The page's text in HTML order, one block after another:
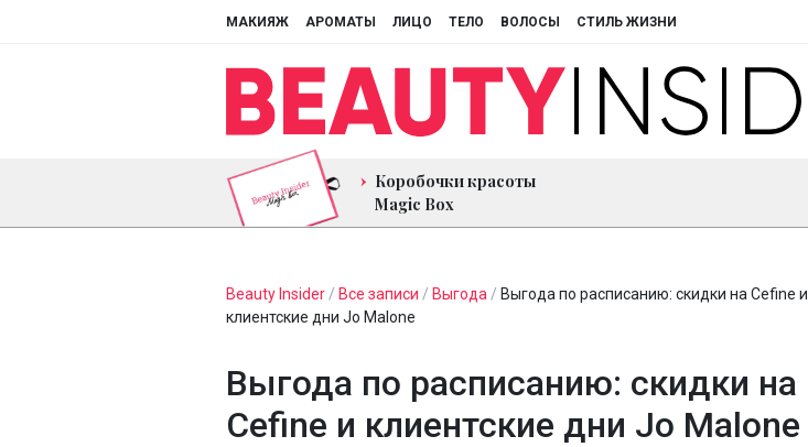
МАКИЯЖ АРОМАТЫ ЛИЦО ТЕЛО ВОЛОСЫ СТИЛЬ ЖИЗНИ
Коробочки красоты
Magic Box
Beauty Insider / Все записи / Выгода / Выгода по расписанию: скидки на Cefine и
клиентские дни Jo Malone
Выгода по расписанию: скидки на
Cefine и клиентские дни Jo Malone